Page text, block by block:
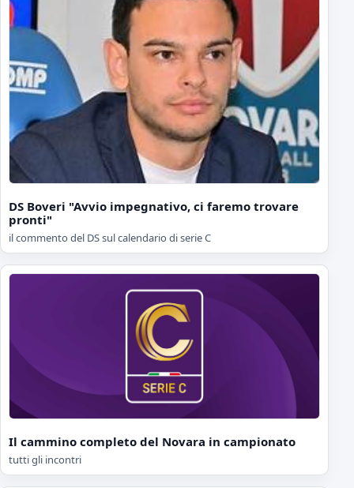
DS Boveri "Avvio impegnativo, ci faremo trovare
pronti"
il commento del DS sul calendario di serie C
Il cammino completo del Novara in campionato
tutti gli incontri